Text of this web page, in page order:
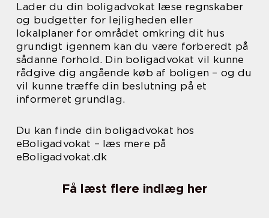
Lader du din boligadvokat læse regnskaber
og budgetter for lejligheden eller
lokalplaner for området omkring dit hus
grundigt igennem kan du være forberedt på
sådanne forhold. Din boligadvokat vil kunne
rådgive dig angående køb af boligen – og du
vil kunne træffe din beslutning på et
informeret grundlag.
Du kan finde din boligadvokat hos
eBoligadvokat – læs mere på
eBoligadvokat.dk
Få læst flere indlæg her